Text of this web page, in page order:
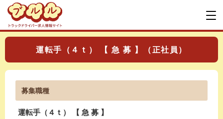
運転手（４ｔ） 【 急 募 】（正社員）
募集職種
運転手（４ｔ） 【 急 募 】